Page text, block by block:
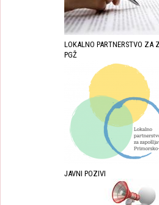
LOKALNO PARTNERSTVO ZA
PGŽ
JAVNI POZIVI